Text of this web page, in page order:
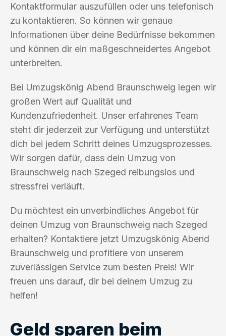
Kontaktformular auszufüllen oder uns telefonisch
zu kontaktieren. So können wir genaue
Informationen über deine Bedürfnisse bekommen
und können dir ein maßgeschneidertes Angebot
unterbreiten.
Bei Umzugskönig Abend Braunschweig legen wir
großen Wert auf Qualität und
Kundenzufriedenheit. Unser erfahrenes Team
steht dir jederzeit zur Verfügung und unterstützt
dich bei jedem Schritt deines Umzugsprozesses.
Wir sorgen dafür, dass dein Umzug von
Braunschweig nach Szeged reibungslos und
stressfrei verläuft.
Du möchtest ein unverbindliches Angebot für
deinen Umzug von Braunschweig nach Szeged
erhalten? Kontaktiere jetzt Umzugskönig Abend
Braunschweig und profitiere von unserem
zuverlässigen Service zum besten Preis! Wir
freuen uns darauf, dir bei deinem Umzug zu
helfen!
Geld sparen beim